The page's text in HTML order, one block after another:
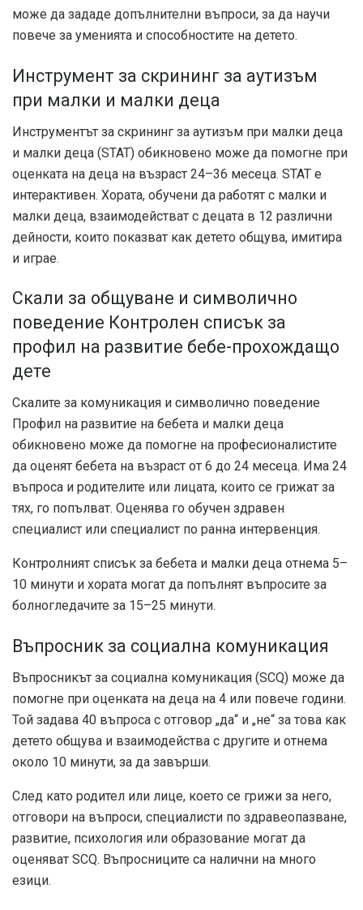
може да зададе допълнителни въпроси, за да научи
повече за уменията и способностите на детето.
Инструмент за скрининг за аутизъм
при малки и малки деца
Инструментът за скрининг за аутизъм при малки деца
и малки деца (STAT) обикновено може да помогне при
оценката на деца на възраст 24–36 месеца. STAT е
интерактивен. Хората, обучени да работят с малки и
малки деца, взаимодействат с децата в 12 различни
дейности, които показват как детето общува, имитира
и играе.
Скали за общуване и символично
поведение Контролен списък за
профил на развитие бебе-прохождащо
дете
Скалите за комуникация и символично поведение
Профил на развитие на бебета и малки деца
обикновено може да помогне на професионалистите
да оценят бебета на възраст от 6 до 24 месеца. Има 24
въпроса и родителите или лицата, които се грижат за
тях, го попълват. Оценява го обучен здравен
специалист или специалист по ранна интервенция.
Контролният списък за бебета и малки деца отнема 5–
10 минути и хората могат да попълнят въпросите за
болногледачите за 15–25 минути.
Въпросник за социална комуникация
Въпросникът за социална комуникация (SCQ) може да
помогне при оценката на деца на 4 или повече години.
Той задава 40 въпроса с отговор „да“ и „не“ за това как
детето общува и взаимодейства с другите и отнема
около 10 минути, за да завърши.
След като родител или лице, което се грижи за него,
отговори на въпроси, специалисти по здравеопазване,
развитие, психология или образование могат да
оценяват SCQ. Въпросниците са налични на много
езици.